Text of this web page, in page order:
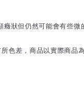
狀但仍然可能會有些
色差，商品以實際商品為